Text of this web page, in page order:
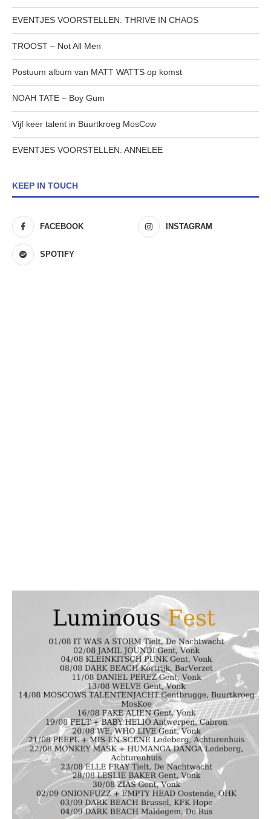
EVENTJES VOORSTELLEN: THRIVE IN CHAOS
TROOST – Not All Men
Postuum album van MATT WATTS op komst
NOAH TATE – Boy Gum
Vijf keer talent in Buurtkroeg MosCow
EVENTJES VOORSTELLEN: ANNELEE
KEEP IN TOUCH
FACEBOOK INSTAGRAM
SPOTIFY